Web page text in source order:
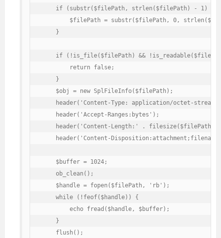
if (substr($filePath, strlen($filePath) - 1) ==
$filePath = substr($filePath, 0,
    }
if (!is_file($filePath) &&
        return false;
    }
    $obj = new SplFileInfo($filePath);
header('Content-Type: application/octet-
    header('Accept-Ranges:bytes');
header('Content-Length:' .
header('Content-
    $buffer = 1024;
    ob_clean();
    $handle = fopen($filePath, 'rb');
    while (!feof($handle)) {
        echo fread($handle, $buffer);
    }
    flush();